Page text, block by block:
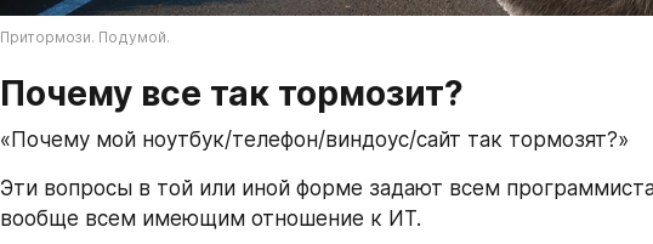
Притормози. Подумой.
Почему все так тормозит?
«Почему мой ноутбук/телефон/виндоус/сайт так тормозят?»
Эти вопросы в той или иной форме задают всем
вообще всем имеющим отношение к ИТ.